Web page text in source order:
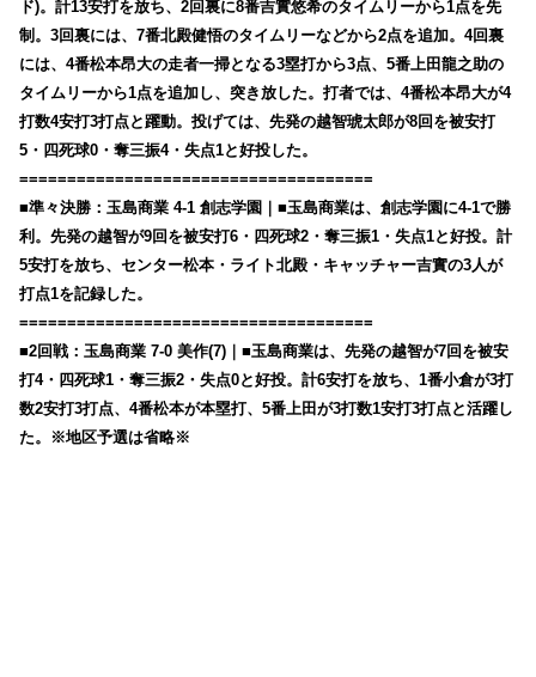
ド)。計13安打を放ち、2回裏に8番吉實悠希のタイムリーから1点を先
制。3回裏には、7番北殿健悟のタイムリーなどから2点を追加。4回裏
には、4番松本昂大の走者一掃となる3塁打から3点、5番上田龍之助の
タイムリーから1点を追加し、突き放した。打者では、4番松本昂大が4
打数4安打3打点と躍動。投げては、先発の越智琥太郎が8回を被安打
5・四死球0・奪三振4・失点1と好投した。
=====================================
■準々決勝：玉島商業 4-1 創志学園｜■玉島商業は、創志学園に4-1で勝
利。先発の越智が9回を被安打6・四死球2・奪三振1・失点1と好投。計
5安打を放ち、センター松本・ライト北殿・キャッチャー吉實の3人が
打点1を記録した。
=====================================
■2回戦：玉島商業 7-0 美作(7)｜■玉島商業は、先発の越智が7回を被安
打4・四死球1・奪三振2・失点0と好投。計6安打を放ち、1番小倉が3打
数2安打3打点、4番松本が本塁打、5番上田が3打数1安打3打点と活躍し
た。※地区予選は省略※